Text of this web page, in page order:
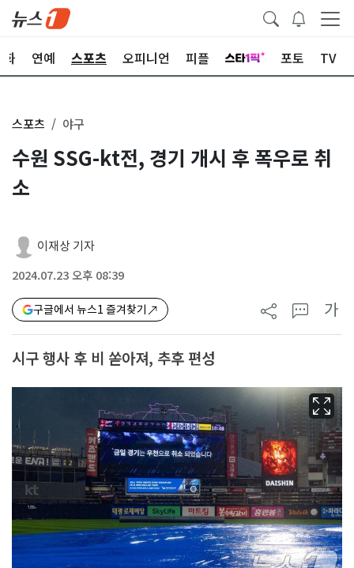
화 연예 스포츠 오피니언 피플 포토 TV
스포츠 야구
수원 SSG-kt전, 경기 개시 후 폭우로 취
소
이재상 기자
2024.07.23 오후 08:39
구글에서 뉴스1 즐겨찾기 가
시구 행사 후 비 쏟아져, 추후 편성